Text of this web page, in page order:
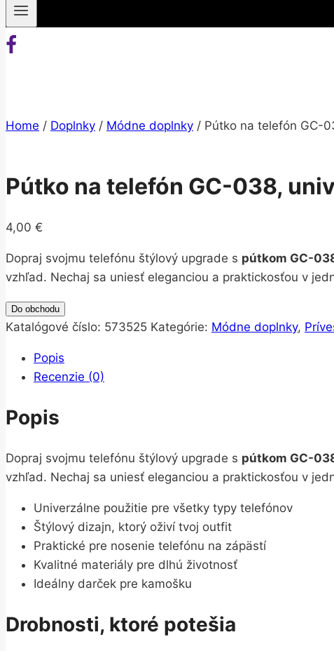
Home / Doplnky / Módne doplnky / Pútko na telefón GC-
Pútko na telefón GC-038,
4,00 €
Dopraj svojmu telefónu štýlový upgrade s pútkom GC-
vzhľad. Nechaj sa uniesť eleganciou a praktickosťou v
Do obchodu
Katalógové číslo: 573525 Kategórie: Módne doplnky,
Popis
Recenzie (0)
Popis
Dopraj svojmu telefónu štýlový upgrade s pútkom GC-
vzhľad. Nechaj sa uniesť eleganciou a praktickosťou v
Univerzálne použitie pre všetky typy telefónov
Štýlový dizajn, ktorý oživí tvoj outfit
Praktické pre nosenie telefónu na zápästí
Kvalitné materiály pre dlhú životnosť
Ideálny darček pre kamošku
Drobnosti, ktoré potešia